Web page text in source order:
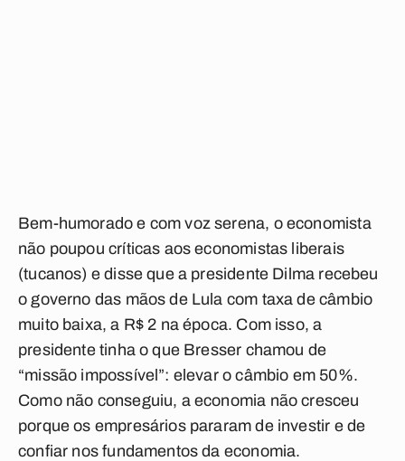
Bem-humorado e com voz serena, o economista
não poupou críticas aos economistas liberais
(tucanos) e disse que a presidente Dilma recebeu
o governo das mãos de Lula com taxa de câmbio
muito baixa, a R$ 2 na época. Com isso, a
presidente tinha o que Bresser chamou de
“missão impossível”: elevar o câmbio em 50%.
Como não conseguiu, a economia não cresceu
porque os empresários pararam de investir e de
confiar nos fundamentos da economia.